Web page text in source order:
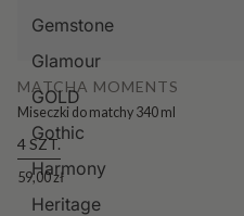
Gemstone
Glamour
GOLD
Gothic
Harmony
Heritage
MATCHA MOMENTS
Miseczki do matchy 340 ml
4 SZT.
59,00 zł